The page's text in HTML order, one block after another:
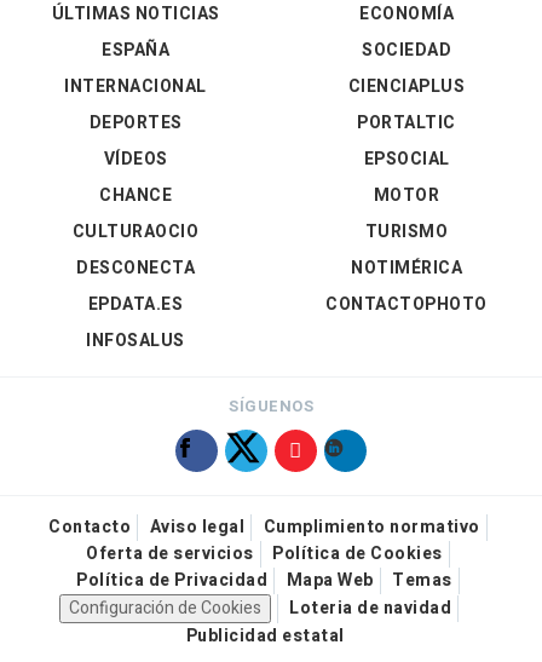
ÚLTIMAS NOTICIAS
ESPAÑA
INTERNACIONAL
DEPORTES
VÍDEOS
ECONOMÍA
SOCIEDAD
CIENCIAPLUS
PORTALTIC
EPSOCIAL
CHANCE
CULTURAOCIO
DESCONECTA
EPDATA.ES
INFOSALUS
MOTOR
TURISMO
NOTIMÉRICA
CONTACTOPHOTO
SÍGUENOS
Contacto Aviso legal
Cumplimiento normativo
Oferta de servicios
Política de Cookies
Política de Privacidad
Mapa Web
Temas
Configuración de Cookies
Loteria de navidad
Publicidad estatal